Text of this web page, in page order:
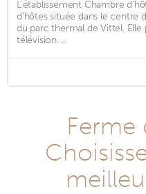
L'établissement Chambre
d'hôtes située dans le centre
du parc thermal de Vittel. Elle
télévision. ...
Ferme